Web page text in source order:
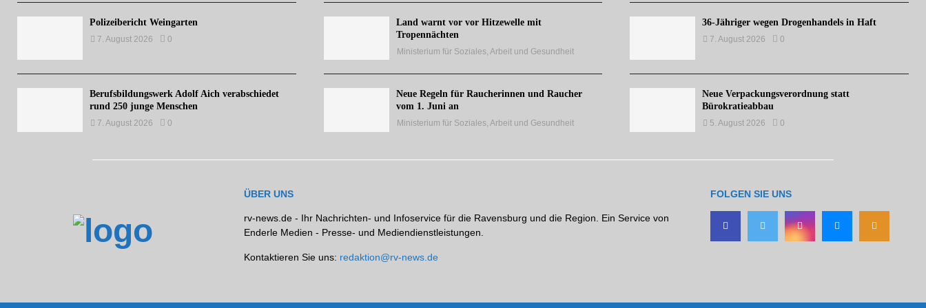
Polizeibericht Weingarten
7. August 2026 0
Berufsbildungswerk Adolf Aich verabschiedet
rund 250 junge Menschen
7. August 2026 0
Land warnt vor vor Hitzewelle mit
Tropennächten
Ministerium für Soziales, Arbeit und Gesundheit
Neue Regeln für Raucherinnen und Raucher
vom 1. Juni an
Ministerium für Soziales, Arbeit und Gesundheit
36-Jähriger wegen Drogenhandels in Haft
7. August 2026 0
Neue Verpackungsverordnung statt
Bürokratieabbau
5. August 2026 0
ÜBER UNS
rv-news.de - Ihr Nachrichten- und Infoservice für die Ravensburg und die Region. Ein Service von
Enderle Medien - Presse- und Mediendienstleistungen.
Kontaktieren Sie uns: redaktion@rv-news.de
FOLGEN SIE UNS